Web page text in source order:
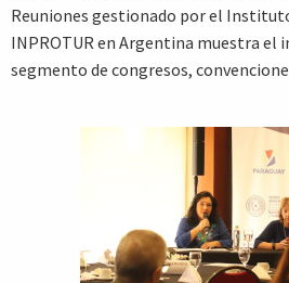
Reuniones gestionado por el
INPROTUR en Argentina muestra el
segmento de congresos,